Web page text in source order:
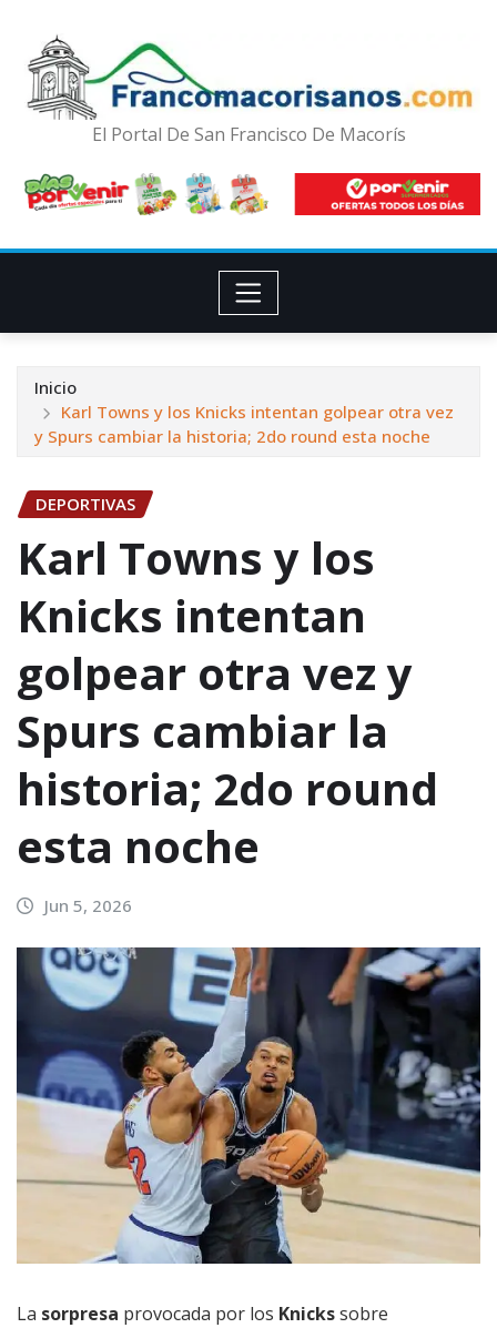
El Portal De San Francisco De Macorís
Inicio
Karl Towns y los Knicks intentan golpear otra vez
y Spurs cambiar la historia; 2do round esta noche
DEPORTIVAS
Karl Towns y los
Knicks intentan
golpear otra vez y
Spurs cambiar la
historia; 2do round
esta noche
Jun 5, 2026
La sorpresa provocada por los Knickssobre